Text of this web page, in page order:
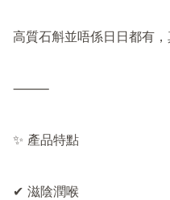
高質石斛並唔係日日都有
⸻
✨ 產品特點
✔ 滋陰潤喉